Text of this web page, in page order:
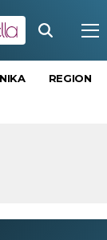
REGION